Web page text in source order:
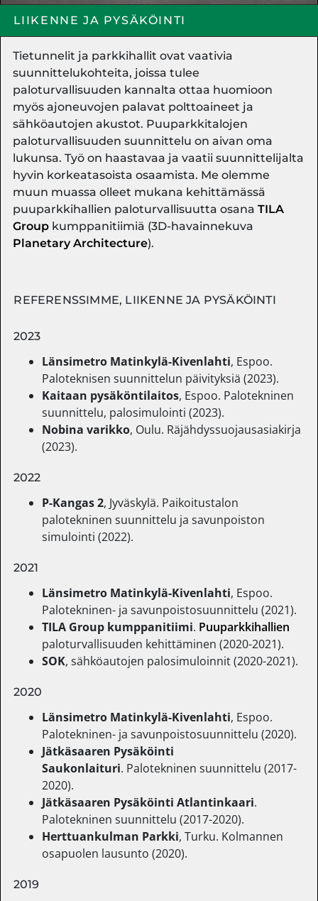
LIIKENNE JA PYSÄKÖINTI
Tietunnelit ja parkkihallit ovat vaativia
suunnittelukohteita, joissa tulee
paloturvallisuuden kannalta ottaa huomioon
myös ajoneuvojen palavat polttoaineet ja
sähköautojen akustot. Puuparkkitalojen
paloturvallisuuden suunnittelu on aivan oma
lukunsa. Työ on haastavaa ja vaatii suunnittelijalta
hyvin korkeatasoista osaamista. Me olemme
muun muassa olleet mukana kehittämässä
puuparkkihallien paloturvallisuutta osana TILA
Groupkumppanitiimiä (3D-havainnekuva
Planetary Architecture).
REFERENSSIMME, LIIKENNE JA PYSÄKÖINTI
2023
Länsimetro Matinkylä-Kivenlahti, Espoo.
Paloteknisen suunnittelun päivityksiä (2023).
Kaitaan pysäköntilaitos, Espoo. Palotekninen
suunnittelu, palosimulointi (2023).
Nobina varikko, Oulu. Räjähdyssuojausasiakirja
(2023).
2022
P-Kangas 2, Jyväskylä. Paikoitustalon
palotekninen suunnittelu ja savunpoiston
simulointi (2022).
2021
Länsimetro Matinkylä-Kivenlahti, Espoo.
Palotekninen- ja savunpoistosuunnittelu (2021).
TILA Group kumppanitiimi. Puuparkkihallien
paloturvallisuuden kehittäminen (2020-2021).
SOK, sähköautojen palosimuloinnit (2020-2021).
2020
Länsimetro Matinkylä-Kivenlahti, Espoo.
Palotekninen- ja savunpoistosuunnittelu (2020).
Jätkäsaaren Pysäköinti
Saukonlaituri. Palotekninen suunnittelu (2017-
2020).
Jätkäsaaren Pysäköinti Atlantinkaari.
Palotekninen suunnittelu (2017-2020).
Herttuankulman Parkki, Turku. Kolmannen
osapuolen lausunto (2020).
2019